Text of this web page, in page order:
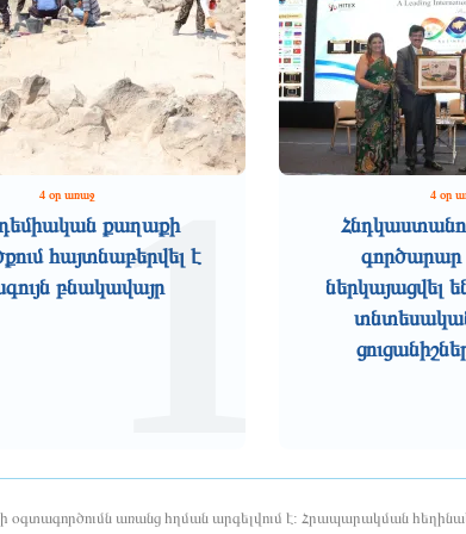
4 օր առաջ
քաղաքի
հայտնաբերվել է
բնակավայր
1 4 օր
ներկայացվել
օգտագործումն առանց հղման արգելվում է: Հրապարակման